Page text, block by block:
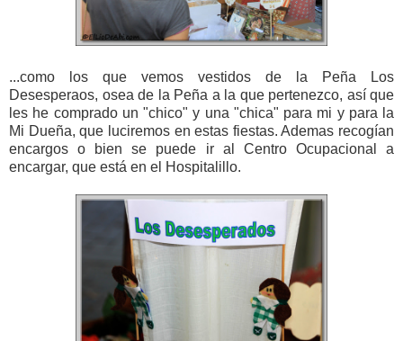
...como los que vemos vestidos de la Peña Los
Desesperaos, osea de la Peña a la que pertenezco, así que
les he comprado un "chico" y una "chica" para mi y para la
Mi Dueña, que luciremos en estas fiestas. Ademas recogían
encargos o bien se puede ir al Centro Ocupacional a
encargar, que está en el Hospitalillo.